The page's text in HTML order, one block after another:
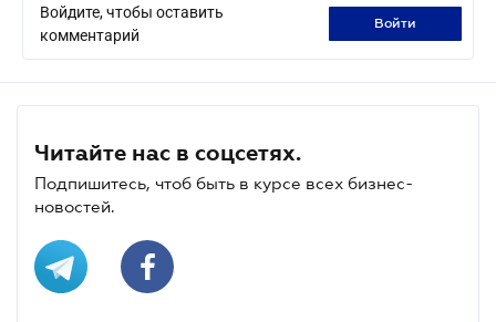
Войдите, чтобы оставить
комментарий
войти
Читайте нас в соцсетях.
Подпишитесь, чтоб быть в курсе всех бизнес-
новостей.